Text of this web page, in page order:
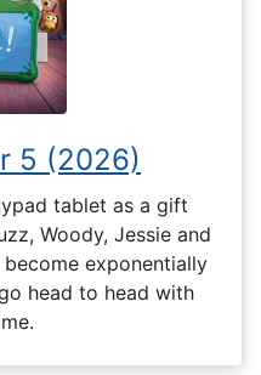
5 (2026)
tablet as a gift
Woody, Jessie and
exponentially
head to head with